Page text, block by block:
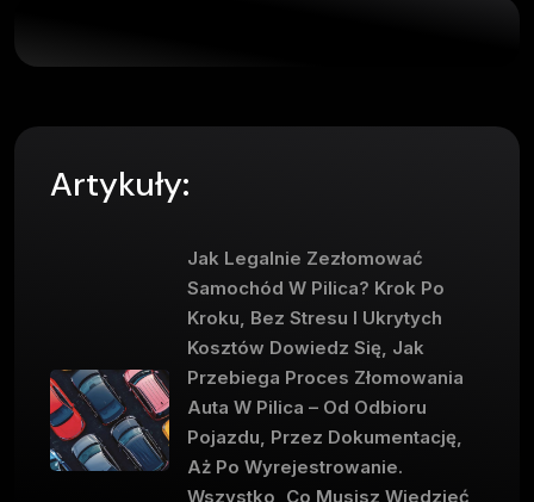
Artykuły:
Jak Legalnie Zezłomować
Samochód W Pilica? Krok Po
Kroku, Bez Stresu I Ukrytych
Kosztów Dowiedz Się, Jak
Przebiega Proces Złomowania
Auta W Pilica – Od Odbioru
Pojazdu, Przez Dokumentację,
Aż Po Wyrejestrowanie.
Wszystko, Co Musisz Wiedzieć,